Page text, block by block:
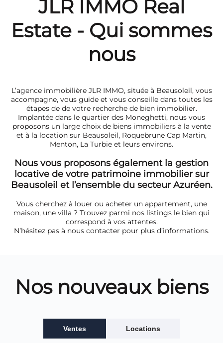
Services
Commerces/Négoce
JLR IMMO Real
Estate - Qui sommes
nous
L’agence immobilière JLR IMMO, située à Beausoleil, vous
accompagne, vous guide et vous conseille dans toutes les
étapes de de votre recherche de bien immobilier.
Implantée dans le quartier des Moneghetti, nous vous
proposons un large choix de biens immobiliers à la vente
et à la location sur Beausoleil, Roquebrune Cap Martin,
Menton, La Turbie et leurs environs.
Nous vous proposons également la gestion
locative de votre patrimoine immobilier sur
Beausoleil et l’ensemble du secteur Azuréen.
Vous cherchez à louer ou acheter un appartement, une
maison, une villa ? Trouvez parmi nos listings le bien qui
correspond à vos attentes.
N’hésitez pas à nous contacter pour plus d’informations.
Nos nouveaux biens
Ventes Locations